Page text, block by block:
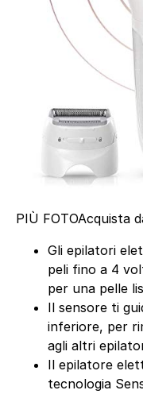
PIÙ FOTOAcquista
Gli epilatori
peli fino a 4
per una pelle
Il sensore ti
inferiore, per
agli altri
Il epilatore
tecnologia